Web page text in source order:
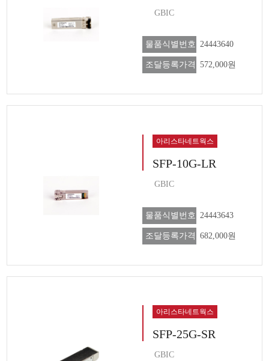
GBIC
물품식별번호 24443640
조달등록가격 572,000원
아리스타네트웍스
SFP-10G-LR
GBIC
물품식별번호 24443643
조달등록가격 682,000원
아리스타네트웍스
SFP-25G-SR
GBIC